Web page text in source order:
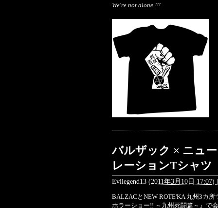
We're not alone !!!
バルザック × ニュ
レーションTシャツ
Evilegend13 (2011年3月10日 17:07) |
BALZACとNEW ROTE'KA 九州3カ
ホラーショー!! ～九州死闘篇～』で